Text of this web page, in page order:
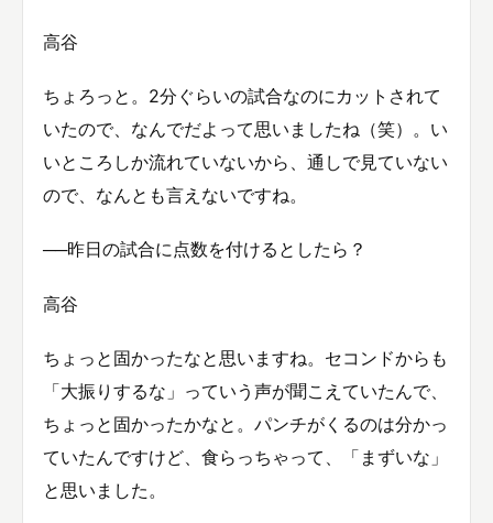
高谷
ちょろっと。2分ぐらいの試合なのにカットされて
いたので、なんでだよって思いましたね（笑）。い
いところしか流れていないから、通しで見ていない
ので、なんとも言えないですね。
──昨日の試合に点数を付けるとしたら？
高谷
ちょっと固かったなと思いますね。セコンドからも
「大振りするな」っていう声が聞こえていたんで、
ちょっと固かったかなと。パンチがくるのは分かっ
ていたんですけど、食らっちゃって、「まずいな」
と思いました。